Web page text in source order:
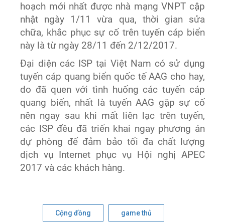
hoạch mới nhất được nhà mạng VNPT cập
nhật ngày 1/11 vừa qua, thời gian sửa
chữa, khắc phục sự cố trên tuyến cáp biển
này là từ ngày 28/11 đến 2/12/2017.
Đại diện các ISP tại Việt Nam có sử dụng
tuyến cáp quang biển quốc tế AAG cho hay,
do đã quen với tình huống các tuyến cáp
quang biển, nhất là tuyến AAG gặp sự cố
nên ngay sau khi mất liên lạc trên tuyến,
các ISP đều đã triển khai ngay phương án
dự phòng để đảm bảo tối đa chất lượng
dịch vụ Internet phục vụ Hội nghị APEC
2017 và các khách hàng.
Cộng đồng game thủ